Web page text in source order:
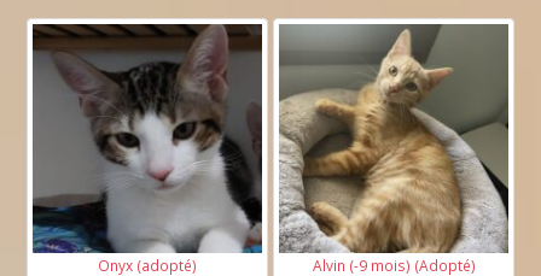
Onyx (adopté) Alvin (-9 mois) (Adopté)